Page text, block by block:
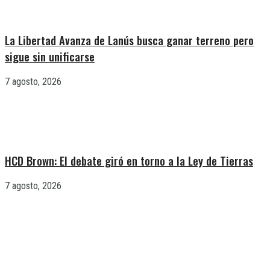
La Libertad Avanza de Lanús busca ganar terreno pero
sigue sin unificarse
7 agosto, 2026
HCD Brown: El debate giró en torno a la Ley de Tierras
7 agosto, 2026